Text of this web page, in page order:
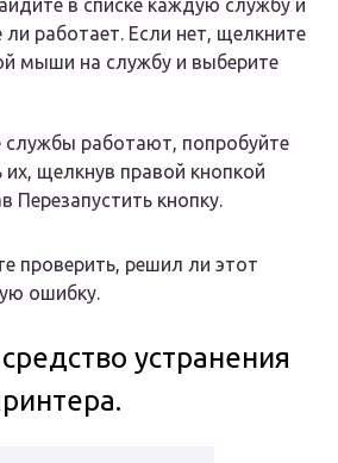
в списке каждую службу и
ли работает. Если нет, щелкните
мыши на службу и выберите
службы работают, попробуйте
их, щелкнув правой кнопкой
Перезапустить кнопку.
проверить, решил ли этот
ошибку.
устранения